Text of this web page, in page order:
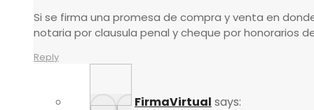
Si se firma una promesa de compra y venta en
notaria por clausula penal y cheque por honorarios
Reply
FirmaVirtual says: